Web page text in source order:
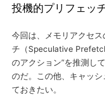
投機的プリフェッ
今回は、メモリアクセ
チ（Speculative
のアクション”を推測し
のだ。この他、キャッ
ておきたい。